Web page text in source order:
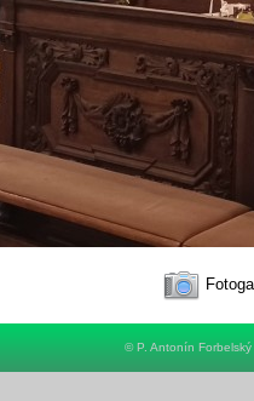
© P. Antonín